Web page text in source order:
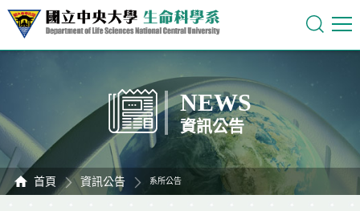
NEWS
資訊公告
首頁 資訊公告 系所公告